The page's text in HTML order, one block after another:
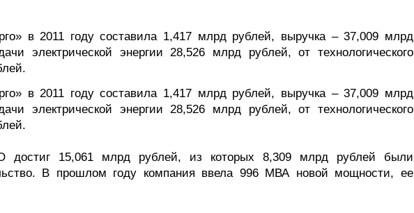
в 2011 году составила 1,417 млрд рублей, выручка – 37,009 млрд
электрической энергии 28,526 млрд рублей, от технологического
в 2011 году составила 1,417 млрд рублей, выручка – 37,009 млрд
электрической энергии 28,526 млрд рублей, от технологического
достиг 15,061 млрд рублей, из которых 8,309 млрд рублей были
В прошлом году компания ввела 996 МВА новой мощности, ее